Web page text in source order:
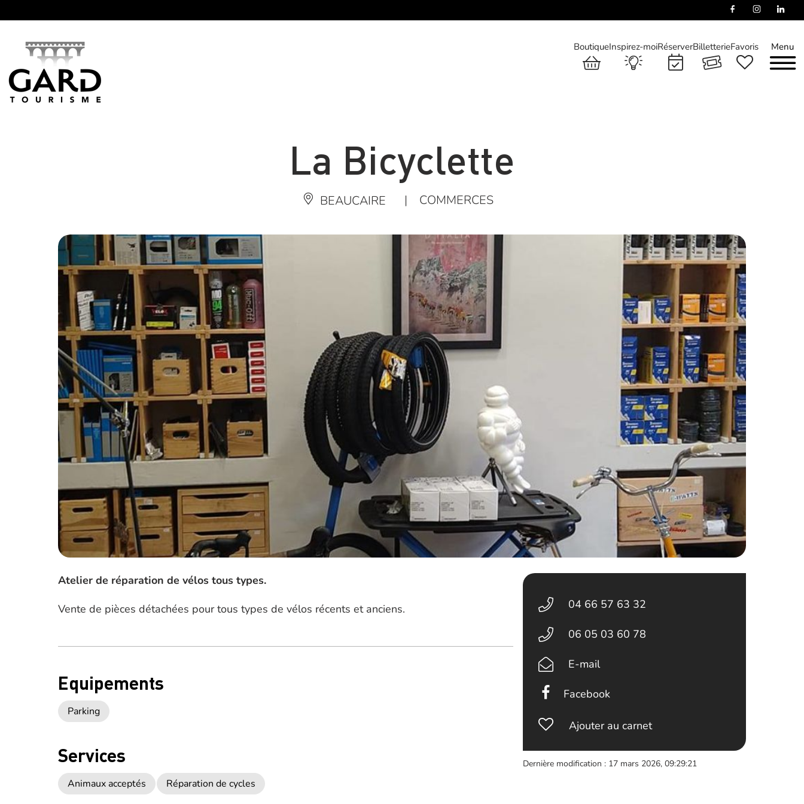
Menu
BoutiqueInspirez-moiRéserverBilletterieFavoris
La Bicyclette
BEAUCAIRE | COMMERCES
Atelier de réparation de vélos tous types.
Vente de pièces détachées pour tous types de vélos récents et anciens.
Equipements
Parking
Services
Animaux acceptés Réparation de cycles
04 66 57 63 32
06 05 03 60 78
E-mail
Facebook
Ajouter au carnet
Dernière modification : 17 mars 2026, 09:29:21